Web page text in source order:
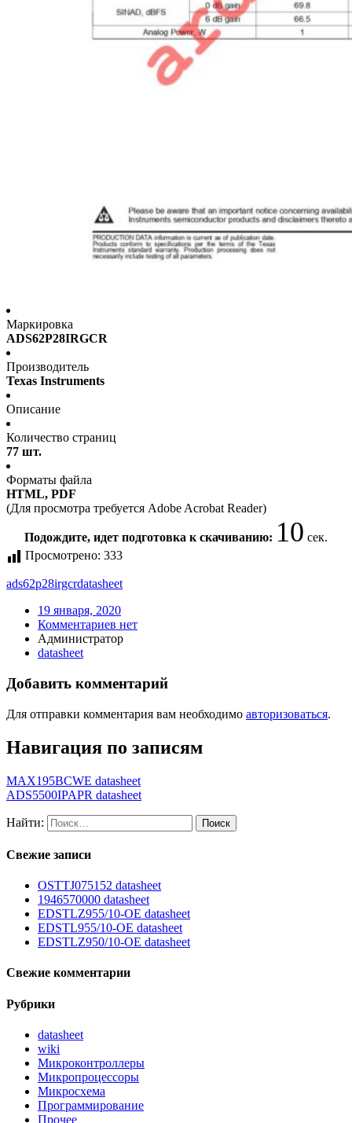
Маркировка
ADS62P28IRGCR
Производитель
Texas Instruments
Описание
Количество страниц
77 шт.
Форматы файла
HTML, PDF
(Для просмотра требуется Adobe Acrobat Reader)
Подождите, идет подготовка к скачиванию: 10 сек.
Просмотрено: 333
ads62p28irgcrdatasheet
19 января, 2020
Комментариев нет
Администратор
datasheet
Добавить комментарий
Для отправки комментария вам необходимо авторизоваться.
Навигация по записям
MAX195BCWE datasheet
ADS5500IPAPR datasheet
Найти:
Свежие записи
OSTTJ075152 datasheet
1946570000 datasheet
EDSTLZ955/10-OE datasheet
EDSTL955/10-OE datasheet
EDSTLZ950/10-OE datasheet
Свежие комментарии
Рубрики
datasheet
wiki
Микроконтроллеры
Микропроцессоры
Микросхема
Программирование
Прочее